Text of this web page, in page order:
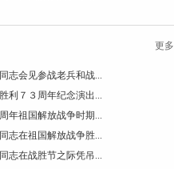
更多
志会见参战老兵和战...
利７３周年纪念演出...
年祖国解放战争时期...
志在祖国解放战争胜...
志在战胜节之际凭吊...